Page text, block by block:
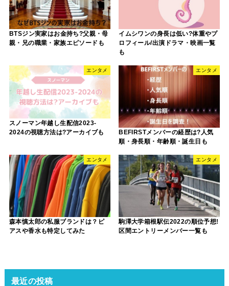
BTSジン実家はお金持ち?父親・母
親・兄の職業・家族エピソードも
イムシワンの身長は低い?体重やプ
ロフィール/出演ドラマ・映画一覧
も
エンタメ
スノーマン年越し生配信2023-
2024の視聴方法は?アーカイブも
エンタメ
BEFIRSTメンバーの経歴は?人気
順・身長順・年齢順・誕生日も
エンタメ
森本慎太郎の私服ブランドは？ピ
アスや香水も特定してみた
エンタメ
駒澤大学箱根駅伝2022の順位予想!
区間エントリーメンバー一覧も
最近の投稿